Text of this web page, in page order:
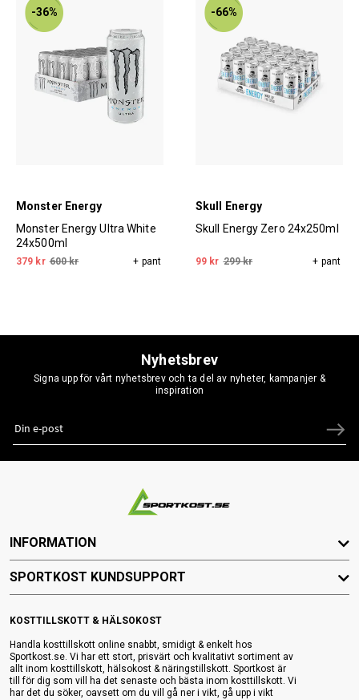
-36%
Monster Energy
Monster Energy Ultra White
24x500ml
379 kr 600 kr + pant
-66%
Skull Energy
Skull Energy Zero 24x250ml
99 kr 299 kr + pant
Nyhetsbrev
Signa upp för vårt nyhetsbrev och ta del av nyheter, kampanjer &
inspiration
KOSTTILLSKOTT & HÄLSOKOST
Handla kosttillskott online snabbt, smidigt & enkelt hos
Sportkost.se. Vi har ett stort, prisvärt och kvalitativt sortiment av
allt inom kosttillskott, hälsokost & näringstillskott. Sportkost är
till för dig som vill ha det senaste och bästa inom kosttillskott. Vi
har det du söker, oavsett om du vill gå ner i vikt, gå upp i vikt
INFORMATION
SPORTKOST KUNDSUPPORT